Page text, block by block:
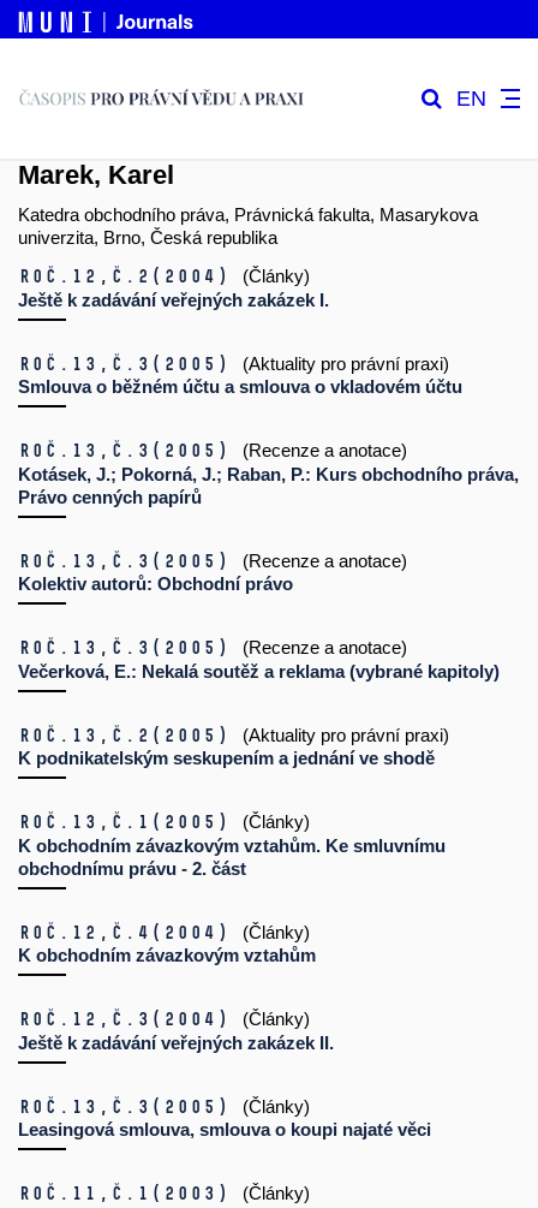
EN
Marek, Karel
Katedra obchodního práva, Právnická fakulta, Masarykova
univerzita, Brno, Česká republika
Roč.12, č.2 (2004)
(Články)
Ještě k zadávání veřejných zakázek I.
Roč.13, č.3 (2005)
(Aktuality pro právní praxi)
Smlouva o běžném účtu a smlouva o vkladovém účtu
Roč.13, č.3 (2005)
(Recenze a anotace)
Kotásek, J.; Pokorná, J.; Raban, P.: Kurs obchodního práva,
Právo cenných papírů
Roč.13, č.3 (2005)
(Recenze a anotace)
Kolektiv autorů: Obchodní právo
Roč.13, č.3 (2005)
(Recenze a anotace)
Večerková, E.: Nekalá soutěž a reklama (vybrané kapitoly)
Roč.13, č.2 (2005)
(Aktuality pro právní praxi)
K podnikatelským seskupením a jednání ve shodě
Roč.13, č.1 (2005)
(Články)
K obchodním závazkovým vztahům. Ke smluvnímu
obchodnímu právu - 2. část
Roč.12, č.4 (2004)
(Články)
K obchodním závazkovým vztahům
Roč.12, č.3 (2004)
(Články)
Ještě k zadávání veřejných zakázek II.
Roč.13, č.3 (2005)
(Články)
Leasingová smlouva, smlouva o koupi najaté věci
Roč.11, č.1 (2003)
(Články)